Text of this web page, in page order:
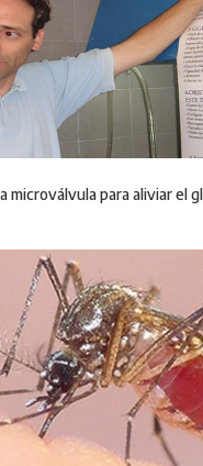
microválvula para aliviar el